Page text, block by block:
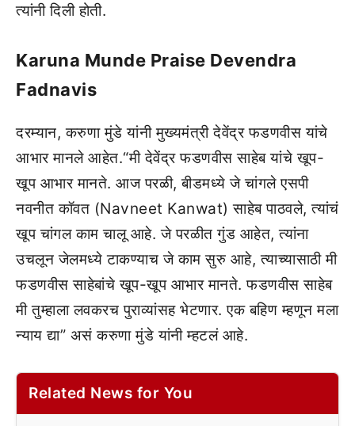
त्यांनी दिली होती.
Karuna Munde Praise Devendra
Fadnavis
दरम्यान, करुणा मुंडे यांनी मुख्यमंत्री देवेंद्र फडणवीस यांचे
आभार मानले आहेत.“मी देवेंद्र फडणवीस साहेब यांचे खूप-
खूप आभार मानते. आज परळी, बीडमध्ये जे चांगले एसपी
नवनीत कॉवत (Navneet Kanwat) साहेब पाठवले, त्यांचं
खूप चांगल काम चालू आहे. जे परळीत गुंड आहेत, त्यांना
उचलून जेलमध्ये टाकण्याच जे काम सुरु आहे, त्याच्यासाठी मी
फडणवीस साहेबांचे खूप-खूप आभार मानते. फडणवीस साहेब
मी तुम्हाला लवकरच पुराव्यांसह भेटणार. एक बहिण म्हणून मला
न्याय द्या” असं करुणा मुंडे यांनी म्हटलं आहे.
Related News for You